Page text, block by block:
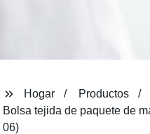
Hogar
Productos
Bolsa tejida de paquete de
06)